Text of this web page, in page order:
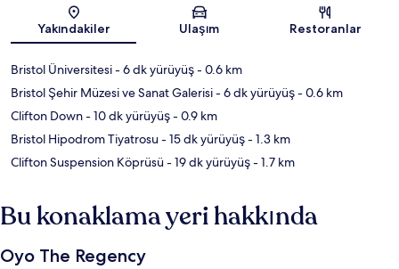
Harita
Yakındakiler Ulaşım Restoranlar
Bristol Üniversitesi- 6 dk yürüyüş- 0.6 km
Bristol Şehir Müzesi ve Sanat Galerisi- 6 dk yürüyüş- 0.6 km
Clifton Down- 10 dk yürüyüş- 0.9 km
Bristol Hipodrom Tiyatrosu- 15 dk yürüyüş- 1.3 km
Clifton Suspension Köprüsü- 19 dk yürüyüş- 1.7 km
Bu konaklama yeri hakkında
Oyo The Regency